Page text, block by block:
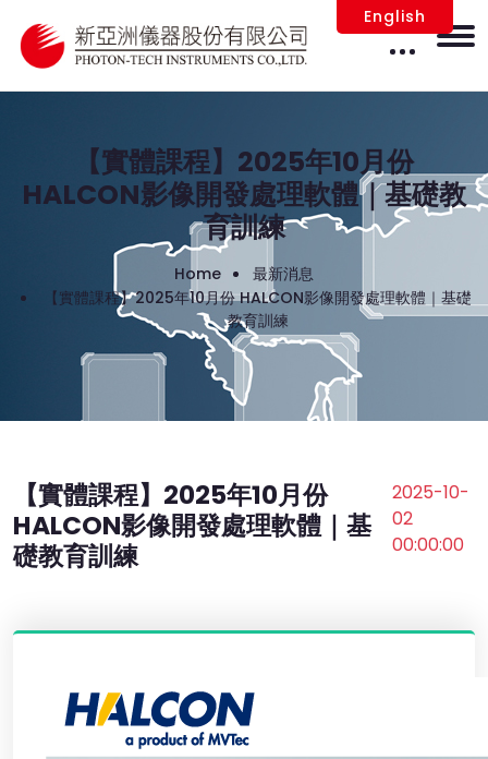
English
【實體課程】2025年10月份
HALCON影像開發處理軟體｜基礎教
育訓練
Home
最新消息
【實體課程】2025年10月份 HALCON影像開發處理軟體｜基礎
教育訓練
【實體課程】2025年10月份
HALCON影像開發處理軟體｜基
礎教育訓練
2025-10-
02
00:00:00